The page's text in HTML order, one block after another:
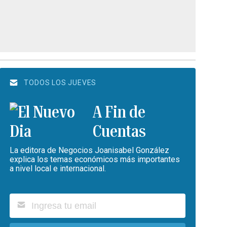
TODOS LOS JUEVES
A Fin de
Cuentas
La editora de Negocios Joanisabel González
explica los temas económicos más importantes
a nivel local e internacional.